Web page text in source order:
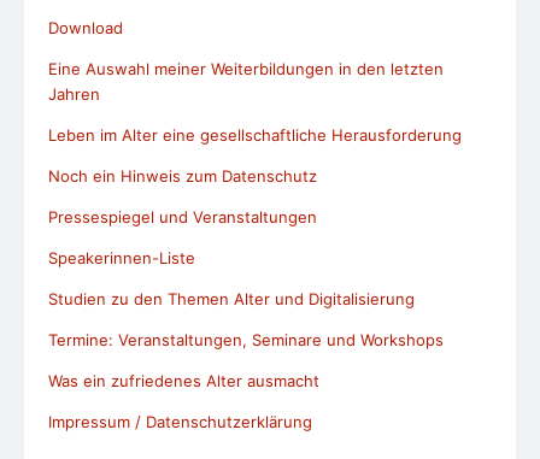
Download
Eine Auswahl meiner Weiterbildungen in den letzten
Jahren
Leben im Alter eine gesellschaftliche Herausforderung
Noch ein Hinweis zum Datenschutz
Pressespiegel und Veranstaltungen
Speakerinnen-Liste
Studien zu den Themen Alter und Digitalisierung
Termine: Veranstaltungen, Seminare und Workshops
Was ein zufriedenes Alter ausmacht
Impressum / Datenschutzerklärung